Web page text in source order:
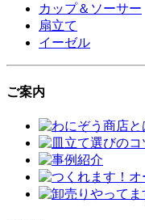
カップ＆ソーサー
扇立て
イーゼル
ご案内